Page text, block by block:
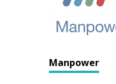
Manpower